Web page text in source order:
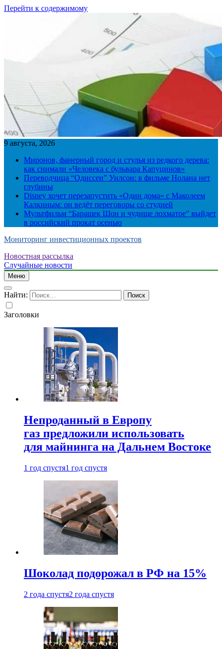
Перейти к содержимому
9 августа, 2026
Миронов, фанерный город и стулья из редкого дерева:
как снимали «Человека с бульвара Капуцинов»
Переводчица “Одиссеи” Уилсон: в фильме Нолана нет
глубины
Disney хочет перезапустить «Один дома» с Маколеем
Калкиным: он ведёт переговоры со студией
Мультфильм “Барашек Шон и чудище лохматое” выйдет
в российский прокат осенью
Мониторинг инвестиционных проектов
Новостная рассылка
Случайные новости
Меню
Найти:
Заголовки
Непроданный в Европу
газ предложили использовать
для майнинга на Дальнем Востоке
1 год спустя1 год спустя
Шоколад подорожал в РФ на 15%
2 года спустя2 года спустя